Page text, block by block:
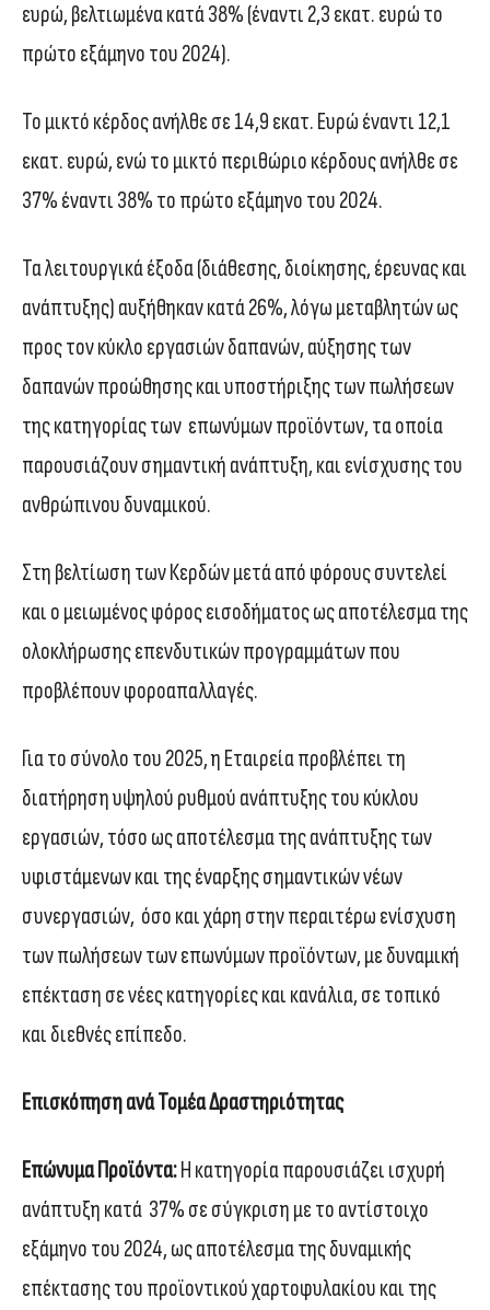
ευρώ, βελτιωμένα κατά 38% (έναντι 2,3 εκατ. ευρώ το
πρώτο εξάμηνο του 2024).
Το μικτό κέρδος ανήλθε σε 14,9 εκατ. Ευρώ έναντι 12,1
εκατ. ευρώ, ενώ το μικτό περιθώριο κέρδους ανήλθε σε
37% έναντι 38% το πρώτο εξάμηνο του 2024.
Τα λειτουργικά έξοδα (διάθεσης, διοίκησης, έρευνας και
ανάπτυξης) αυξήθηκαν κατά 26%, λόγω μεταβλητών ως
προς τον κύκλο εργασιών δαπανών, αύξησης των
δαπανών προώθησης και υποστήριξης των πωλήσεων
της κατηγορίας των επωνύμων προϊόντων, τα οποία
παρουσιάζουν σημαντική ανάπτυξη, και ενίσχυσης του
ανθρώπινου δυναμικού.
Στη βελτίωση των Κερδών μετά από φόρους συντελεί
και ο μειωμένος φόρος εισοδήματος ως αποτέλεσμα της
ολοκλήρωσης επενδυτικών προγραμμάτων που
προβλέπουν φοροαπαλλαγές.
Για το σύνολο του 2025, η Εταιρεία προβλέπει τη
διατήρηση υψηλού ρυθμού ανάπτυξης του κύκλου
εργασιών, τόσο ως αποτέλεσμα της ανάπτυξης των
υφιστάμενων και της έναρξης σημαντικών νέων
συνεργασιών, όσο και χάρη στην περαιτέρω ενίσχυση
των πωλήσεων των επωνύμων προϊόντων, με δυναμική
επέκταση σε νέες κατηγορίες και κανάλια, σε τοπικό
και διεθνές επίπεδο.
Επισκόπηση ανά Τομέα Δραστηριότητας
Επώνυμα Προϊόντα:Η κατηγορία παρουσιάζει ισχυρή
ανάπτυξη κατά 37% σε σύγκριση με το αντίστοιχο
εξάμηνο του 2024, ως αποτέλεσμα της δυναμικής
επέκτασης του προϊοντικού χαρτοφυλακίου και της